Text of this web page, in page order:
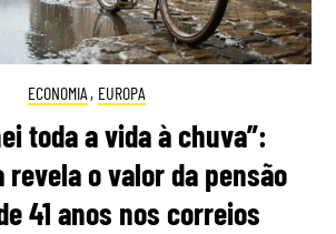
ECONOMIA , EUROPA
toda a vida à chuva”:
revela o valor da pensão
41 anos nos correios